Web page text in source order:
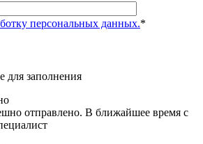
персональных данных.*
для заполнения
отправлено. В ближайшее время с